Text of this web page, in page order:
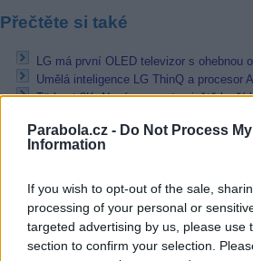
Parabola.cz - Do Not Process
Information
If you wish to opt-out of the sale,
processing of your personal or
targeted advertising by us, please use
section to confirm your selection.
Přečtěte si také
LG má první OLED televizor s ohebnou
Umělá inteligence LG ThinQ a procesor
Türksat 8K: Nové parametry, ještě lepší
Reklama
10.08.2026 - Technický dozor investora
10.08.2026 -IT Administrátor - junior
07.08.2026 -Bosch Powertrain s.r.o.
48.400 Kč • příspěvek na ubytování